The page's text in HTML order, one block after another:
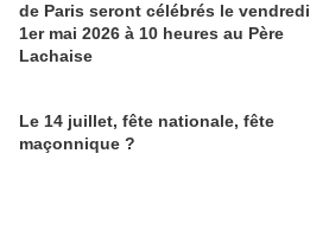
de Paris seront célébrés le vendredi
1er mai 2026 à 10 heures au Père
Lachaise
Le 14 juillet, fête nationale, fête
maçonnique ?